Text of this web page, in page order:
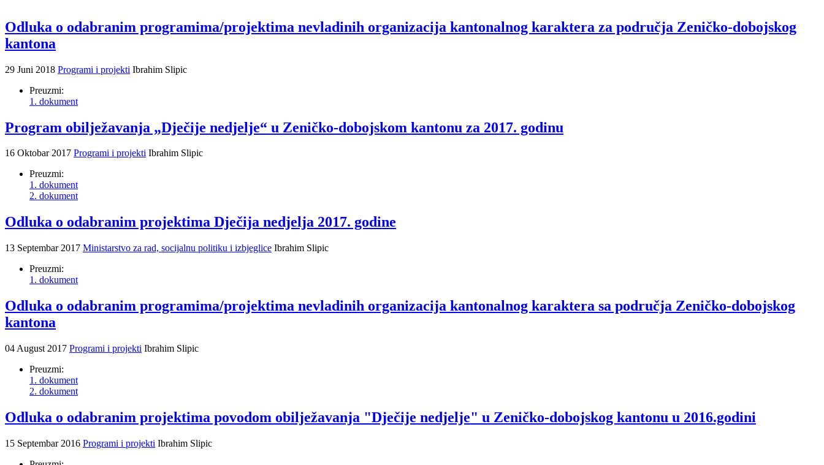
Odluka o odabranim programima/projektima nevladinih organizacija kantonalnog karaktera za područja Zeničko-dobojskog
kantona
29 Juni 2018 Programi i projekti Ibrahim Slipic
Preuzmi:
1. dokument
Program obilježavanja „Dječije nedjelje“ u Zeničko-dobojskom kantonu za 2017. godinu
16 Oktobar 2017 Programi i projekti Ibrahim Slipic
Preuzmi:
1. dokument
2. dokument
Odluka o odabranim projektima Dječija nedjelja 2017. godine
13 Septembar 2017 Ministarstvo za rad, socijalnu politiku i izbjeglice Ibrahim Slipic
Preuzmi:
1. dokument
Odluka o odabranim programima/projektima nevladinih organizacija kantonalnog karaktera sa područja Zeničko-dobojskog
kantona
04 August 2017 Programi i projekti Ibrahim Slipic
Preuzmi:
1. dokument
2. dokument
Odluka o odabranim projektima povodom obilježavanja "Dječije nedjelje" u Zeničko-dobojskog kantonu u 2016.godini
15 Septembar 2016 Programi i projekti Ibrahim Slipic